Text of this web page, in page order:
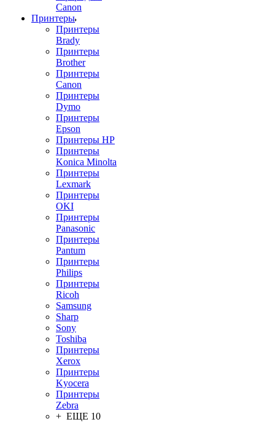
Canon
Принтеры
Принтеры
Brady
Принтеры
Brother
Принтеры
Canon
Принтеры
Dymo
Принтеры
Epson
Принтеры HP
Принтеры
Konica Minolta
Принтеры
Lexmark
Принтеры
OKI
Принтеры
Panasonic
Принтеры
Pantum
Принтеры
Philips
Принтеры
Ricoh
Samsung
Sharp
Sony
Toshiba
Принтеры
Xerox
Принтеры
Kyocera
Принтеры
Zebra
+ ЕЩЕ 10